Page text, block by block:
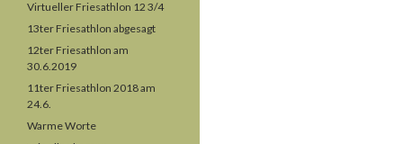
Virtueller Friesathlon 12 3/4
13ter Friesathlon abgesagt
12ter Friesathlon am
30.6.2019
11ter Friesathlon 2018 am
24.6.
Warme Worte